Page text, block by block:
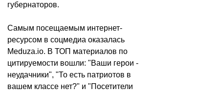
губернаторов.
Самым посещаемым интернет-
ресурсом в соцмедиа оказалась
Meduza.io. В ТОП материалов по
цитируемости вошли: "Ваши герои -
неудачники", "То есть патриотов в
вашем классе нет?" и "Посетители